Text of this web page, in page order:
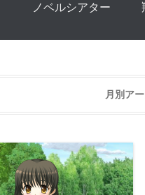
ノベルシアター
月別ア